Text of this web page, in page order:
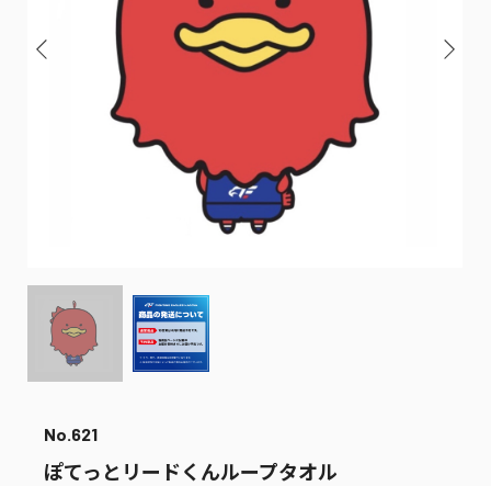
No.621
ぽてっとリードくんループタオル